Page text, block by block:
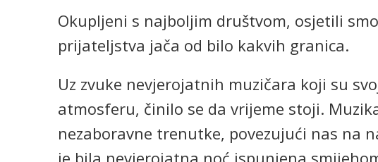
Okupljeni s najboljim društvom, osjetili
prijateljstva jača od bilo kakvih granica.
Uz zvuke nevjerojatnih muzičara koji su
atmosferu, činilo se da vrijeme stoji.
nezaboravne trenutke, povezujući nas na